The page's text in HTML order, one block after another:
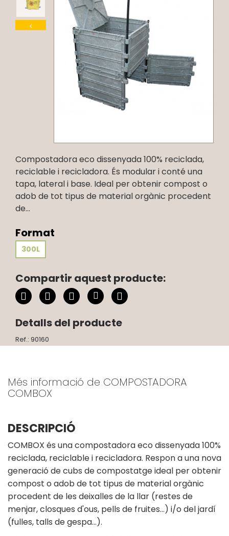
Compostadora eco dissenyada 100% reciclada,
reciclable i recicladora. És modular i conté una
tapa, lateral i base. Ideal per obtenir compost o
adob de tot tipus de material orgànic procedent
de...
Format
300L
Compartir aquest producte:
Detalls del producte
Ref.: 90160
Més informació de COMPOSTADORA
COMBOX
DESCRIPCIÓ
COMBOX és una compostadora eco dissenyada 100%
reciclada, reciclable i recicladora. Respon a una nova
generació de cubs de compostatge ideal per obtenir
compost o adob de tot tipus de material orgànic
procedent de les deixalles de la llar (restes de
menjar, closques d'ous, pells de fruites…) i/o del jardí
(fulles, talls de gespa…).